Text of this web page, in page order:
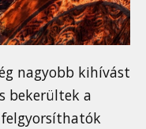
nagyobb kihívást
bekerültek a